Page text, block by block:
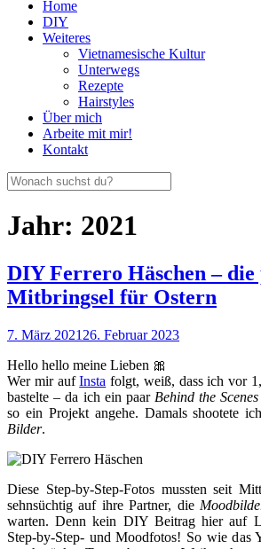
Home
DIY
Weiteres
Vietnamesische Kultur
Unterwegs
Rezepte
Hairstyles
Über mich
Arbeite mit mir!
Kontakt
Jahr: 2021
DIY Ferrero Häschen – die
Mitbringsel für Ostern
7. März 2021 26. Februar 2023
Hello hello meine Lieben 🎀
Wer mir aufInsta folgt, weiß, dass ich vor
bastelte – da ich ein paar Behind the
so ein Projekt angehe. Damals shootete
Bilder.
Diese Step-by-Step-Fotos mussten seit
sehnsüchtig auf ihre Partner, die
warten. Denn kein DIY Beitrag hier auf
Step-by-Step- und Moodfotos! So wie das